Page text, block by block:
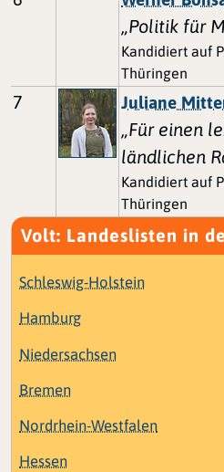
„Politik für
Kandidiert auf
Thüringen
7 Juliane
„Für einen
ländlichen
Kandidiert auf
Thüringen
Volt: Landeslisten in
Schleswig-Holstein
Hamburg
Niedersachsen
Bremen
Nordrhein-Westfalen
Hessen